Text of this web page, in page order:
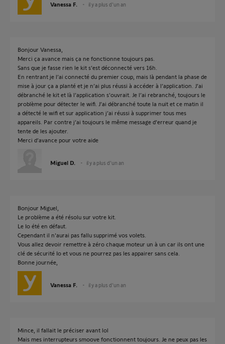
Vanessa F. il y a plus d'un an
Bonjour Vanessa,
Merci ça avance mais ça ne fonctionne toujours pas.
Sans que je fasse rien le kit s’est déconnecté vers 16h.
En rentrant je l’ai connecté du premier coup, mais là pendant la phase de
mise à jour ça a planté et je n’ai plus réussi à accéder à l’application. J’ai
débranché le kit et là l’application s’ouvrait. Je l’ai rebranché, toujours le
problème pour détecter le wifi. J’ai débranché toute la nuit et ce matin il
a détecté le wifi et sur application j’ai réussi à supprimer tous mes
appareils. Par contre j’ai toujours le même message d’erreur quand je
tente de les ajouter.
Merci d’avance pour votre aide
Miguel D. il y a plus d'un an
Bonjour Miguel,
Le problème a été résolu sur votre kit.
Le Io été en défaut.
Cependant il n'aurai pas fallu supprimé vos volets.
Vous allez devoir remettre à zéro chaque moteur un à un car ils ont une
clé de sécurité Io et vous ne pourrez pas les appairer sans cela.
Bonne journée,
Vanessa F. il y a plus d'un an
Mince, il fallait le préciser avant lol
Mais mes interrupteurs smoove fonctionnent toujours. Je ne peux pas les